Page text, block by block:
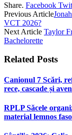
Share. Facebook
Previous Article
VCT 2026?
Next Article Taylor
Bachelorette
Related Posts
Canionul 7 Scări,
rece, cascade și
RPLP Săcele
material lemnos